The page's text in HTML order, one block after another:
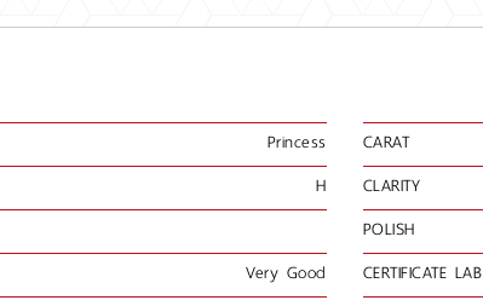
Princess CARAT
H CLARITY
POLISH
Very Good CERTIFICATE LAB